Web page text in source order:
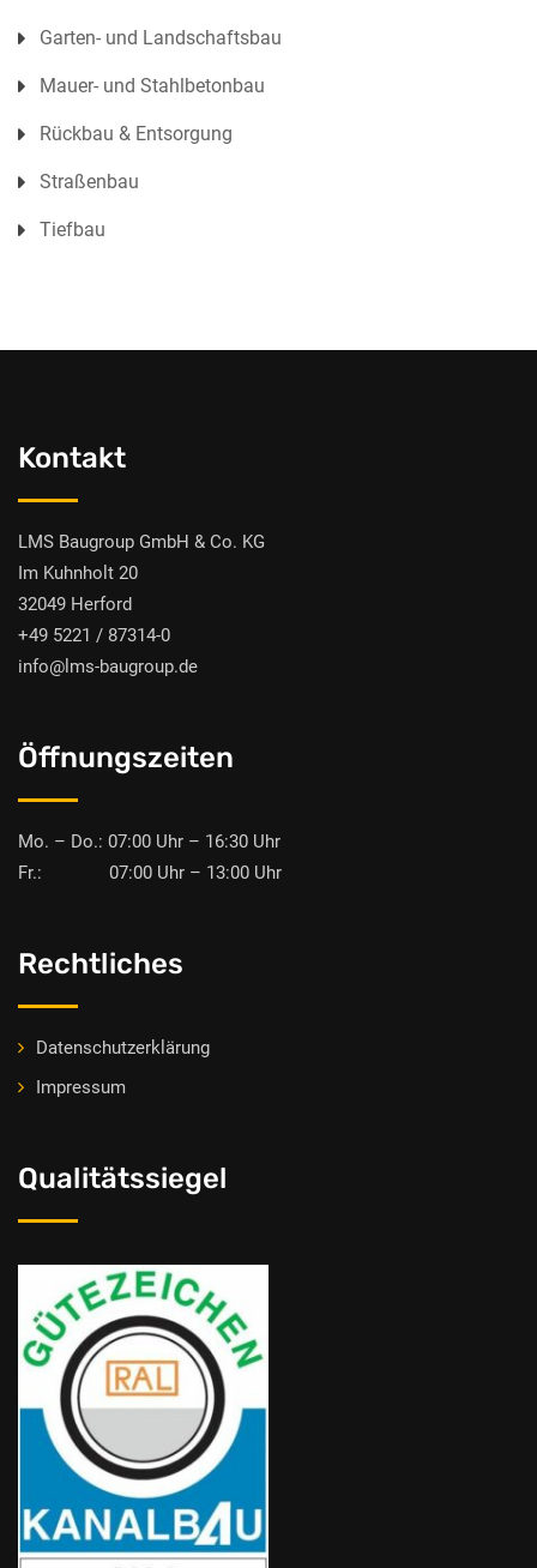
Garten- und Landschaftsbau
Mauer- und Stahlbetonbau
Rückbau & Entsorgung
Straßenbau
Tiefbau
Kontakt
LMS Baugroup GmbH & Co. KG
Im Kuhnholt 20
32049 Herford
+49 5221 / 87314-0
info@lms-baugroup.de
Öffnungszeiten
Mo. – Do.: 07:00 Uhr – 16:30 Uhr
Fr.: 07:00 Uhr – 13:00 Uhr
Rechtliches
Datenschutzerklärung
Impressum
Qualitätssiegel